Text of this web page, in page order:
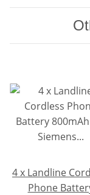
4 x Landline
Phone